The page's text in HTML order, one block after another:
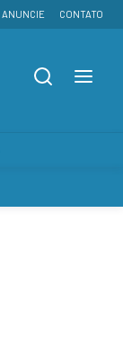
ANUNCIE CONTATO